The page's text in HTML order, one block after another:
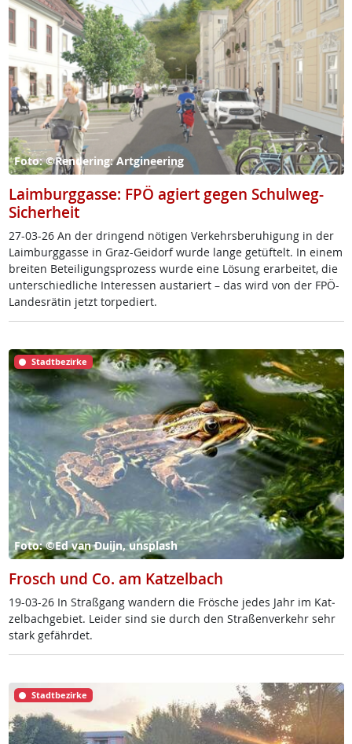
Foto: ©Rendering: Artgineering
Laimburggasse: FPÖ agiert gegen Schulweg-
Sicherheit
27-03-26 An der drin­gend nö­t­i­gen Ver­kehrs­be­ru­hi­gung in der
Laim­burg­gas­se in Graz-Gei­dorf wur­de lan­ge ge­tüf­telt. In ei­nem
brei­ten Be­tei­li­gung­s­pro­zess wur­de ei­ne Lö­sung er­ar­bei­tet, die
un­ter­schied­li­che In­ter­es­sen au­s­ta­riert – das wird von der FPÖ-
Lan­des­rä­tin jetzt tor­pe­diert.
Stadtbezirke
Foto: ©Ed van Duijn, unsplash
Frosch und Co. am Katzelbach
19-03-26 In Straß­gang wan­dern die Frö­sche je­des Jahr im Kat­
zel­bach­ge­biet. Lei­der sind sie durch den Stra­ßen­ver­kehr sehr
stark ge­fähr­det.
Stadtbezirke